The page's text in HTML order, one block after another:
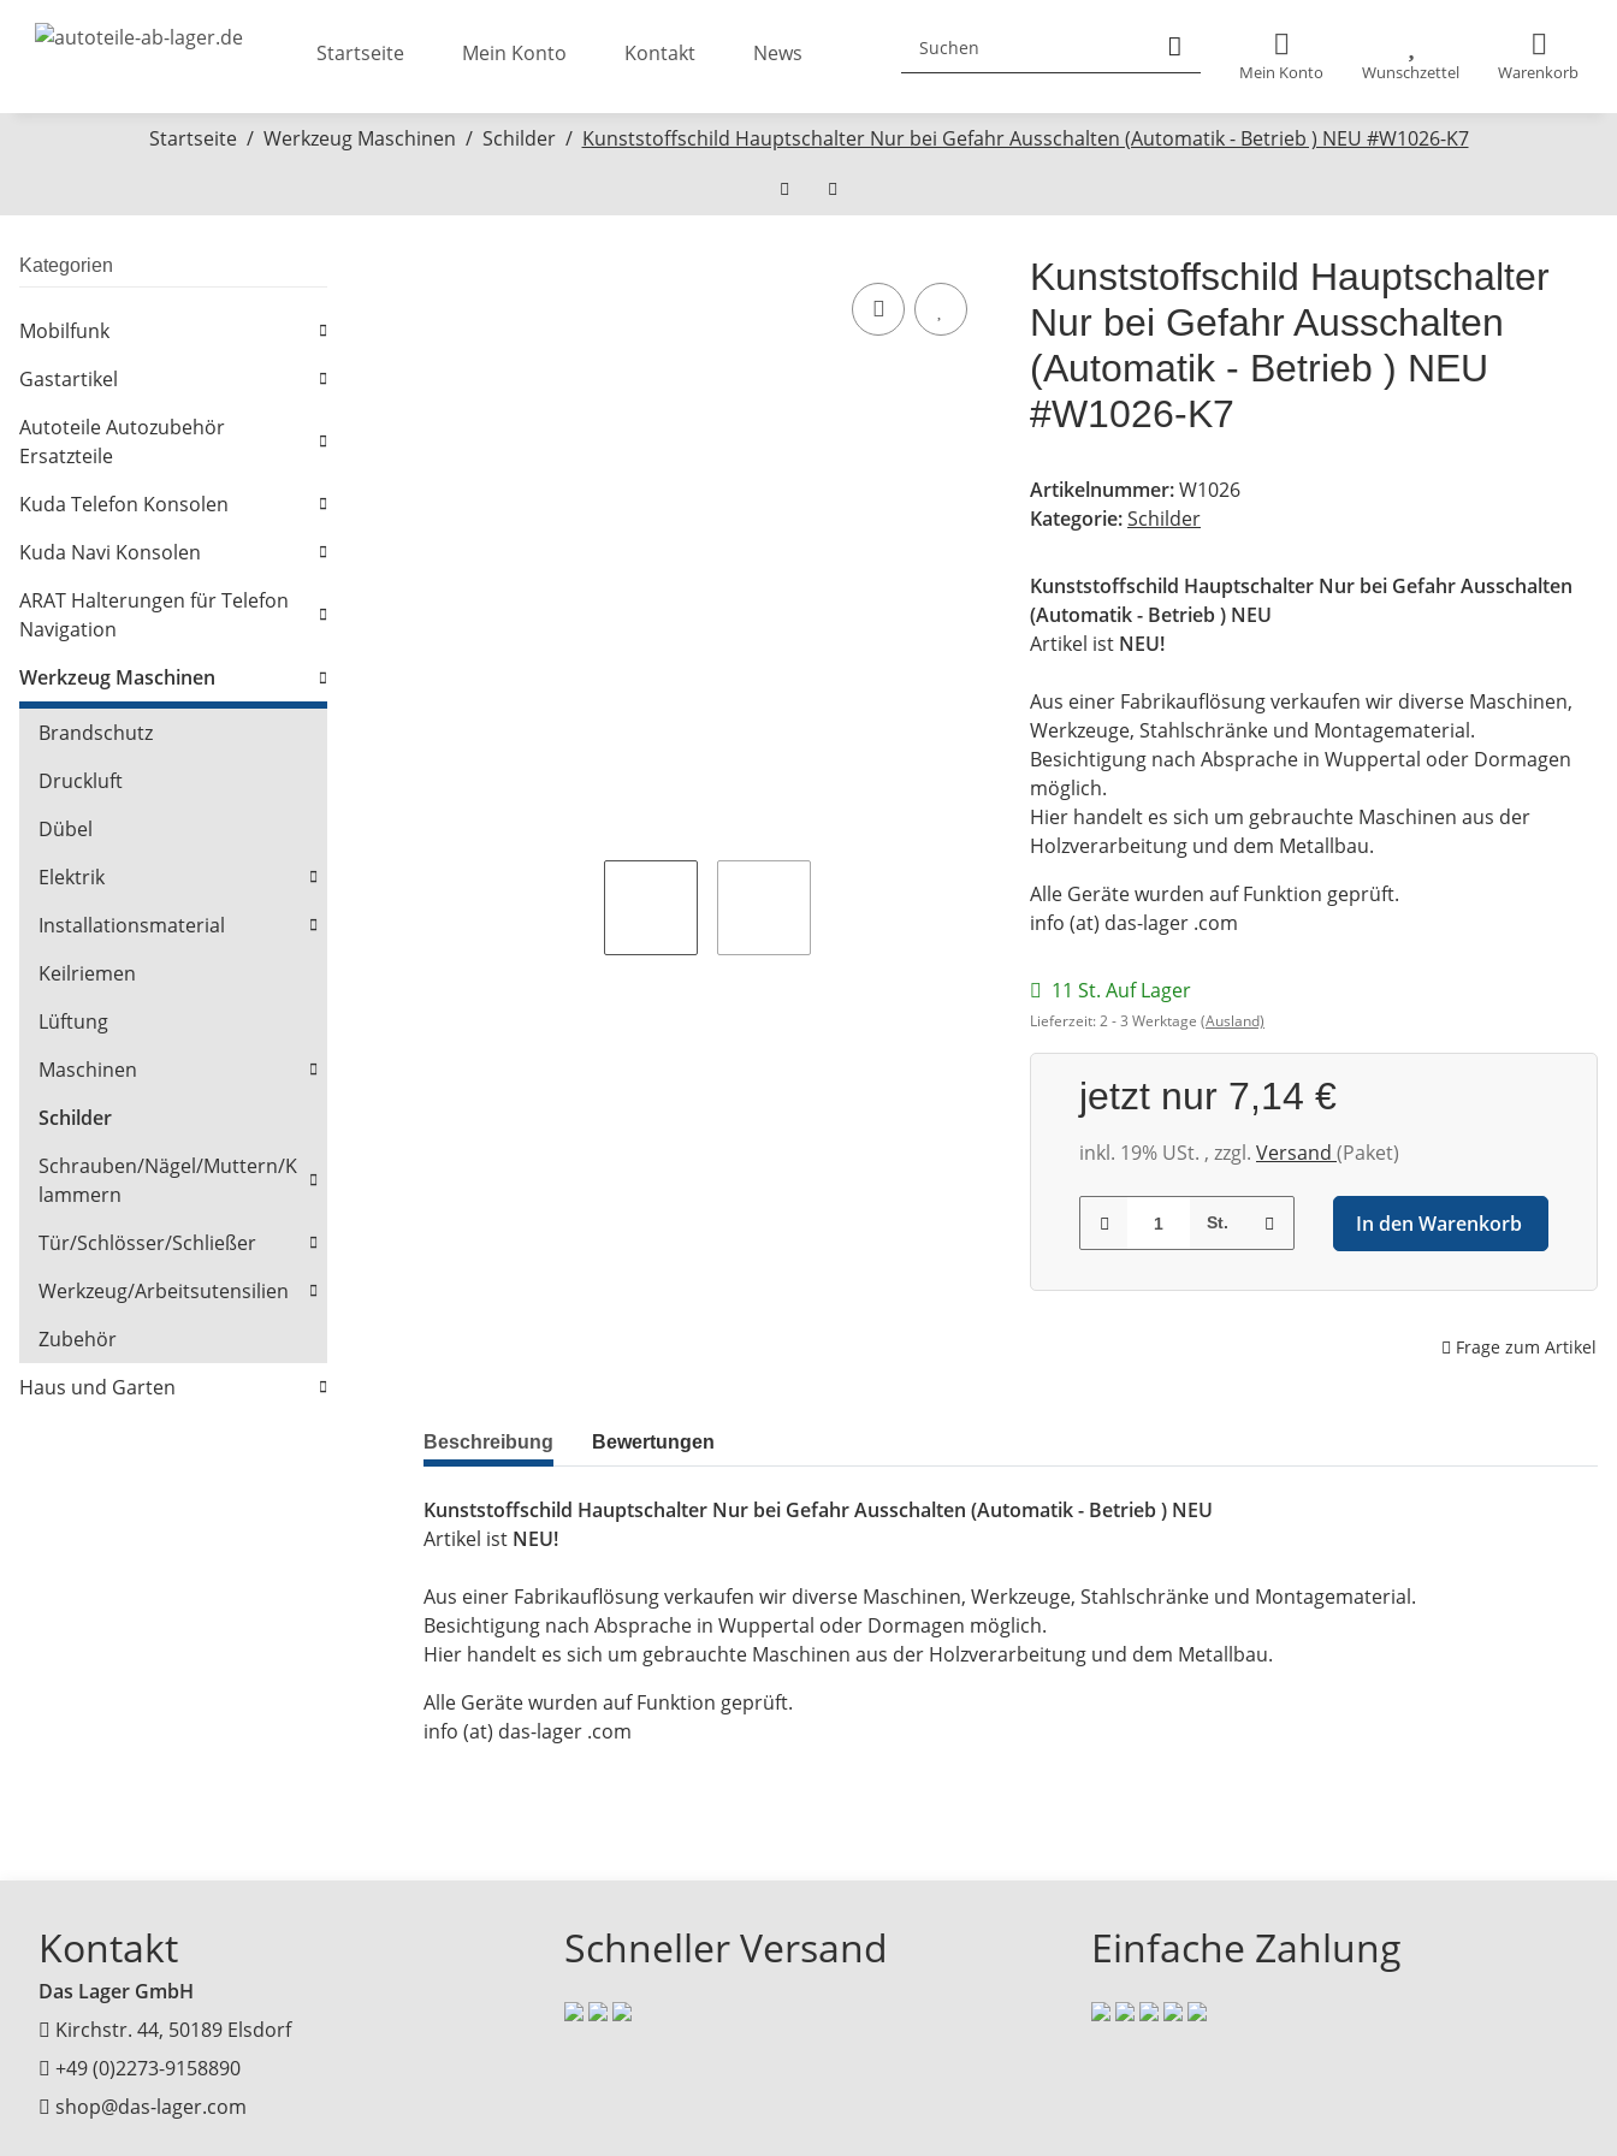
Mein Konto Wunschzettel Warenkorb
Startseite Mein Konto Kontakt News
Startseite Werkzeug Maschinen Schilder Kunststoffschild Hauptschalter Nur bei Gefahr Ausschalten (Automatik - Betrieb ) NEU #W1026-K7
Kunststoffschild Hauptschalter
Nur bei Gefahr Ausschalten
(Automatik - Betrieb ) NEU
#W1026-K7
Artikelnummer:W1026
Kategorie:Schilder
Kunststoffschild Hauptschalter Nur bei Gefahr Ausschalten
(Automatik - Betrieb ) NEU
Artikel ist NEU!
Aus einer Fabrikauflösung verkaufen wir diverse Maschinen,
Werkzeuge, Stahlschränke und Montagematerial.
Besichtigung nach Absprache in Wuppertal oder Dormagen
möglich.
Hier handelt es sich um gebrauchte Maschinen aus der
Holzverarbeitung und dem Metallbau.
Alle Geräte wurden auf Funktion geprüft.
info (at) das-lager .com
11 St. Auf Lager
Lieferzeit:2 - 3 Werktage (Ausland)
jetzt nur 7,14 €
inkl. 19% USt. , zzgl. Versand (Paket)
St. In den Warenkorb
Frage zum Artikel
Beschreibung Bewertungen
Kunststoffschild Hauptschalter Nur bei Gefahr Ausschalten (Automatik - Betrieb ) NEU
Artikel ist NEU!
Aus einer Fabrikauflösung verkaufen wir diverse Maschinen, Werkzeuge, Stahlschränke und Montagematerial.
Besichtigung nach Absprache in Wuppertal oder Dormagen möglich.
Hier handelt es sich um gebrauchte Maschinen aus der Holzverarbeitung und dem Metallbau.
Alle Geräte wurden auf Funktion geprüft.
info (at) das-lager .com
Kategorien
Mobilfunk
Gastartikel
Autoteile Autozubehör
Ersatzteile
Kuda Telefon Konsolen
Kuda Navi Konsolen
ARAT Halterungen für Telefon
Navigation
Werkzeug Maschinen
Brandschutz
Druckluft
Dübel
Elektrik
Installationsmaterial
Keilriemen
Lüftung
Maschinen
Schilder
Schrauben/Nägel/Muttern/K
lammern
Tür/Schlösser/Schließer
Werkzeug/Arbeitsutensilien
Zubehör
Haus und Garten
Kontakt
Das Lager GmbH
Kirchstr. 44, 50189 Elsdorf
+49 (0)2273-9158890
shop@das-lager.com
Schneller Versand Einfache Zahlung